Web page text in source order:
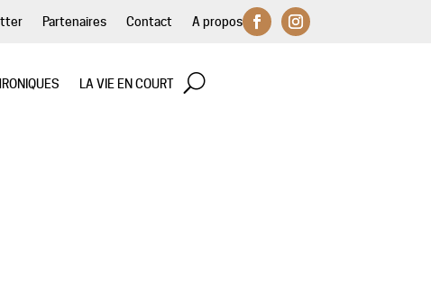
Partenaires Contact A propos
LA VIE EN COURT